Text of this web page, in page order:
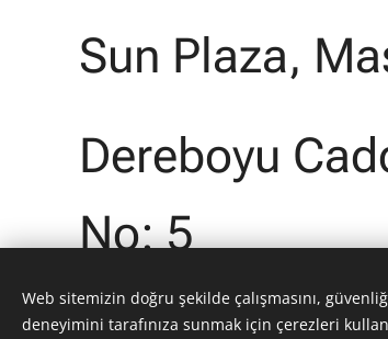
Sun Plaza,
Dereboyu
No: 5
Web sitemizin doğru şekilde çalışmasını,
deneyimini tarafınıza sunmak için çerezleri